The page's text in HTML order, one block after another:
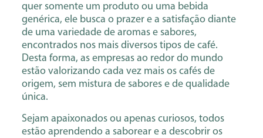
quer somente um produto ou uma bebida
genérica, ele busca o prazer e a satisfação diante
de uma variedade de aromas e sabores,
encontrados nos mais diversos tipos de café.
Desta forma, as empresas ao redor do mundo
estão valorizando cada vez mais os cafés de
origem, sem mistura de sabores e de qualidade
única.
Sejam apaixonados ou apenas curiosos, todos
estão aprendendo a saborear e a descobrir os